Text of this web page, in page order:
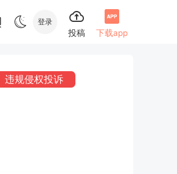
登录
投稿 下载app
违规侵权投诉